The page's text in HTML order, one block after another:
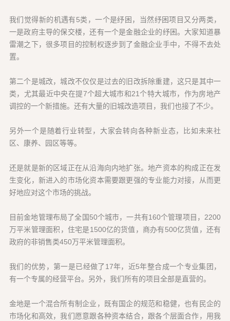
我们觉得新的机遇有5类，一个是纾困，当然纾困项目又分两类，
一是政府主导的保交楼，还有一个是金融企业的纾困。大家知道暴
雷潮之下，很多项目的控制权逐步到了金融企业手中，不得不去处
置。
第二个是城改，城改不仅仅是过去的旧改拆除重建，这只是其中一
类，尤其最近中央在提7个超大城市和21个特大城市，作为房地产
调控的一个新措施。还有大量的旧城改造项目，我们也接了不少。
另外一个是随着行业转型，大家会转向各种新业态，比如未来社
区、康养、园区等等。
还是就是新的区域正在从沿海向内地扩张。地产资本的构成正在发
生变化，新进入的市场化资本需要跟更强的专业能力对接，从而更
好地应对这个市场的挑战。
目前金地管理布局了全国50个城市，一共有160个管理项目，2200
万平米管理面积，住宅是1500亿的货值，商办有500亿货值，还有
政府的非销售类450万平米管理面积。
我们的优势，第一是已经做了17年，近5年整合成一个专业集团，
有一个专属的经营平台。另外，我们所有的项目全部是直营的。
金地是一个混合所有制企业，既有国企的规范和稳健，也有民企的
市场化和高效，我们愿意跟各种资本结合，跟各个层面合作，用我